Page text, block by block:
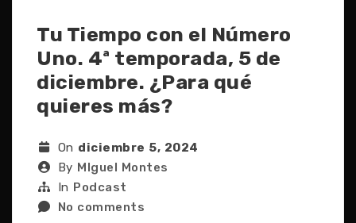
Tu Tiempo con el Número
Uno. 4ª temporada, 5 de
diciembre. ¿Para qué
quieres más?
On diciembre 5, 2024
By MIguel Montes
In Podcast
No comments